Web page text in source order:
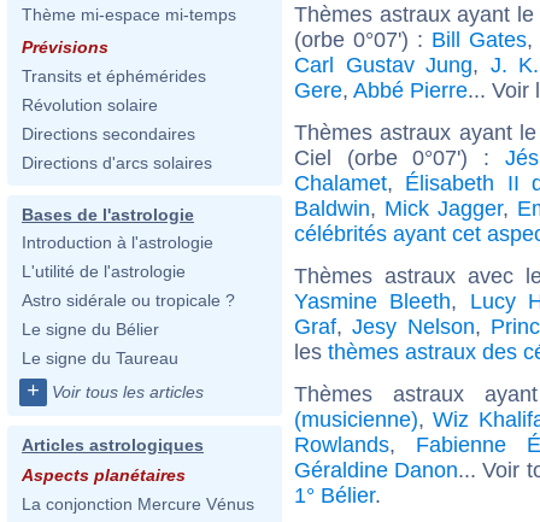
Thème mi-espace mi-temps
Prévisions
Transits et éphémérides
Révolution solaire
Directions secondaires
Directions d'arcs solaires
Bases de l'astrologie
Introduction à l'astrologie
L'utilité de l'astrologie
Astro sidérale ou tropicale ?
Le signe du Bélier
Le signe du Taureau
+ Voir tous les articles
Articles astrologiques
Aspects planétaires
La conjonction Mercure Vénus
Thèmes astraux ayant
(orbe 0°07') : Bill Gates,
Carl Gustav Jung, J.
Gere, Abbé Pierre... Voir
Thèmes astraux ayant
Ciel (orbe 0°07') :
Chalamet, Élisabeth II
Baldwin, Mick Jagger,
célébrités ayant cet
Thèmes astraux avec
Yasmine Bleeth, Lucy
Graf,Jesy Nelson,
les thèmes astraux des
Thèmes astraux
(musicienne),Wiz
Rowlands, Fabienne
Géraldine Danon... Voir
1° Bélier.